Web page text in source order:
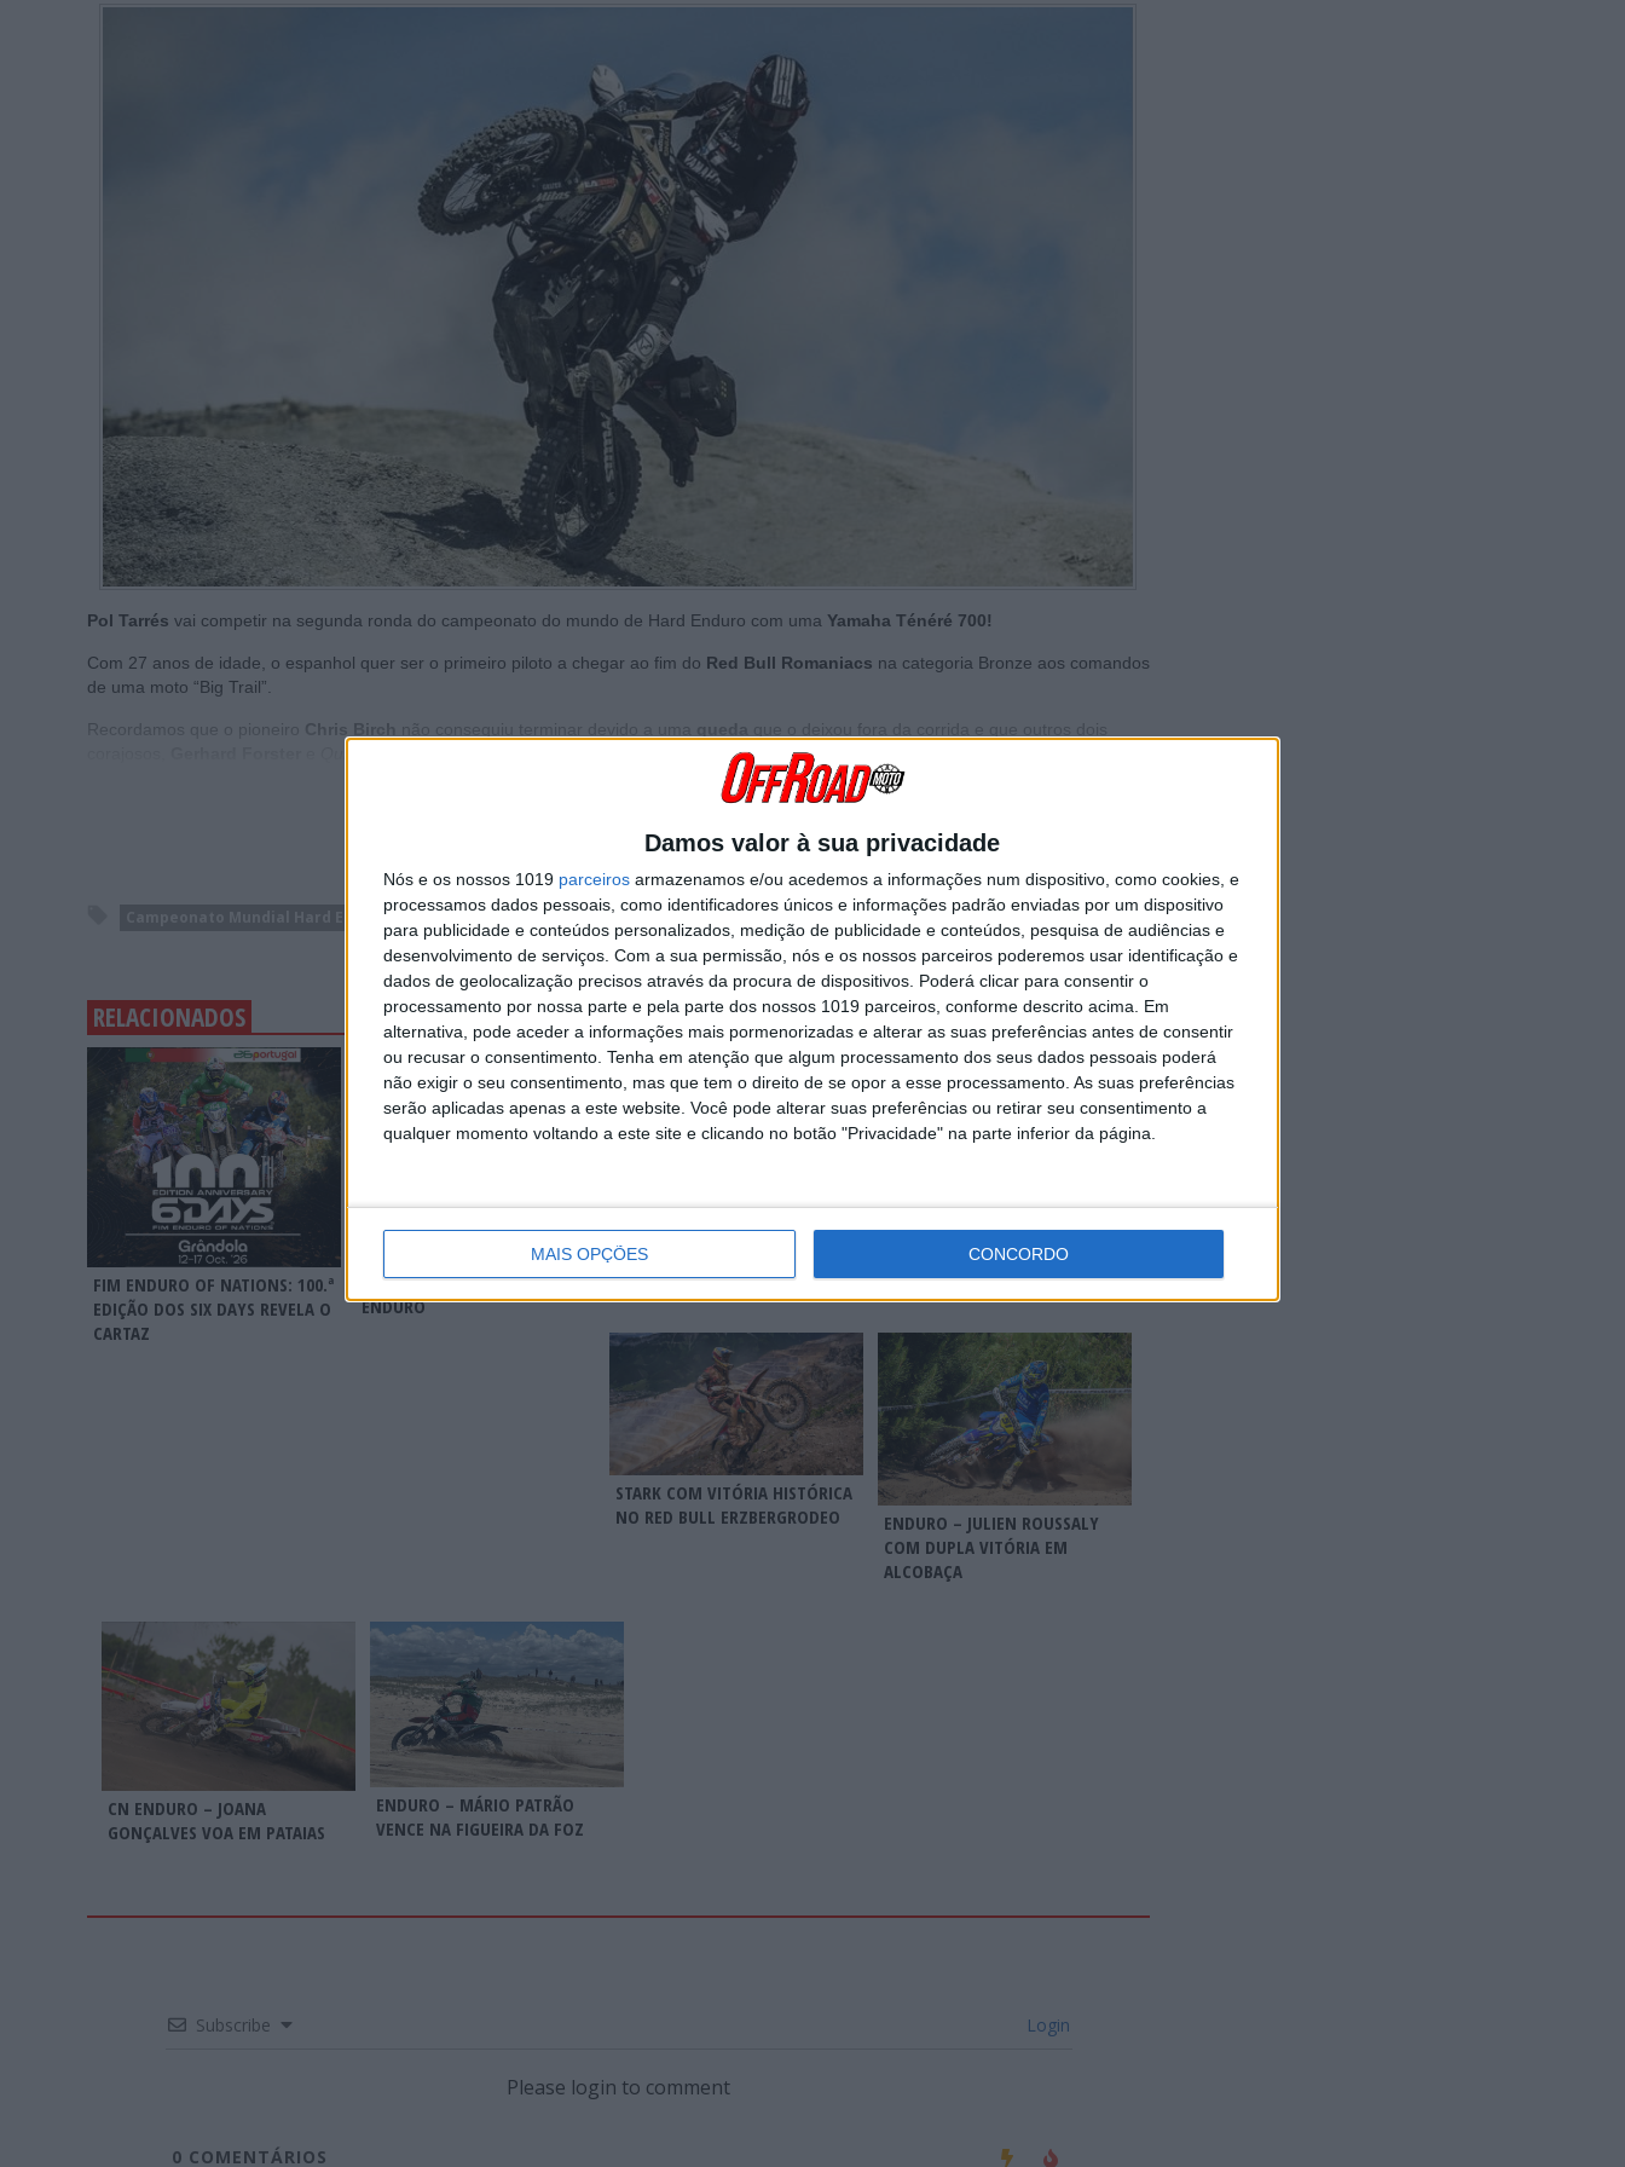
Damos valor à sua privacidade
Nós e os nossos 1019 parceiros armazenamos e/ou acedemos a informações num dispositivo, como cookies, e
processamos dados pessoais, como identificadores únicos e informações padrão enviadas por um dispositivo
para publicidade e conteúdos personalizados, medição de publicidade e conteúdos, pesquisa de audiências e
desenvolvimento de serviços. Com a sua permissão, nós e os nossos parceiros poderemos usar identificação e
dados de geolocalização precisos através da procura de dispositivos. Poderá clicar para consentir o
processamento por nossa parte e pela parte dos nossos 1019 parceiros, conforme descrito acima. Em
alternativa, pode aceder a informações mais pormenorizadas e alterar as suas preferências antes de consentir
ou recusar o consentimento. Tenha em atenção que algum processamento dos seus dados pessoais poderá
não exigir o seu consentimento, mas que tem o direito de se opor a esse processamento. As suas preferências
serão aplicadas apenas a este website. Você pode alterar suas preferências ou retirar seu consentimento a
qualquer momento voltando a este site e clicando no botão "Privacidade" na parte inferior da página.
MAIS OPÇÕES CONCORDO
Pol Tarrés vai competir na segunda ronda do campeonato do mundo de Hard Enduro com uma Yamaha Ténéré 700!
Com 27 anos de idade, o espanhol quer ser o primeiro piloto a chegar ao fim do Red Bull Romaniacs na categoria Bronze aos comandos
de uma moto “Big Trail”.
Recordamos que o pioneiro Chris Birch não conseguiu terminar devido a uma queda
que o deixou fora da corrida e que outros dois
, terminaram com sucesso a Red Bull Romaniacs em 2017 na
Campeonato Mundial Hard Enduro Pol Tarrés Red Bull Romaniacs Yamaha Ténéré 700
RELACIONADOS
FIM ENDURO OF NATIONS: 100.ª
EDIÇÃO DOS SIX DAYS REVELA O
CARTAZ
MUNDIAL PAULO DUARTE
ENDUROGP – ELGARI REGRESSA
AO TOPO NO TSUBAKI JUNIOR
ENDURO
ENDUROGP, FAFE – ZACH
PICHON ENCERRA COM VITÓRIA
MUNDIAL ENDURO, FAFE –
DESAFIO EM CONDIÇÕES SECAS
E POEIRENTAS
STARK COM VITÓRIA HISTÓRICA
NO RED BULL ERZBERGRODEO
ENDURO – JULIEN ROUSSALY
COM DUPLA VITÓRIA EM
ALCOBAÇA
CN ENDURO – JOANA
GONÇALVES VOA EM PATAIAS
ENDURO – MÁRIO PATRÃO
VENCE NA FIGUEIRA DA FOZ
Subscribe Login
Please login to comment
0 COMENTÁRIOS